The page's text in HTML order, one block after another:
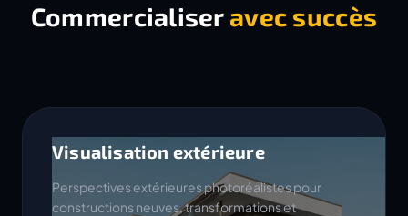
Commercialiser avec succès
Visualisation extérieure
Perspectives extérieures photoréalistes pour
constructions neuves, transformations et